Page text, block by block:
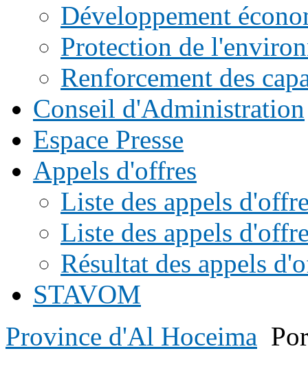
Développement
Protection de
Renforcement des
Conseil d'Administration
Espace Presse
Appels d'offres
Liste des appels
Liste des appels
Résultat des appels
STAVOM
Province d'Al Hoceima